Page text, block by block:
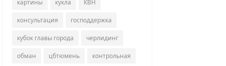
картины кукла КВН
консультация господдержка
кубок главы города черлидинг
обман цбтюмень контрольная